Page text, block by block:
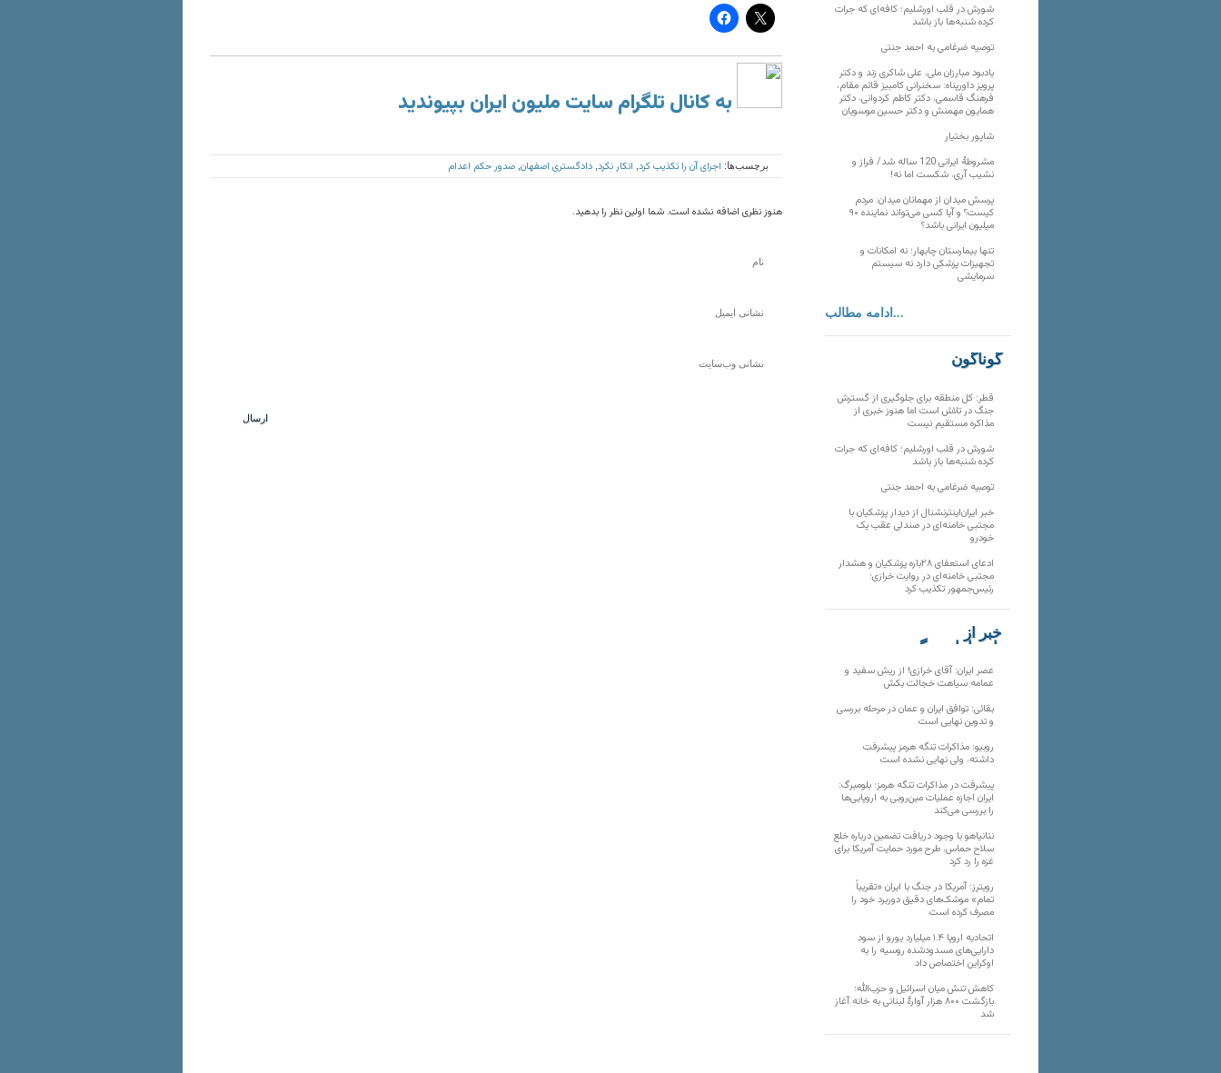
به کانال تلگرام سایت ملیون ایران بپیوندید
برچسب‌ها: اجرای آن را تکذیب کرد انکار نکرد دادگستری اصفهان صدور حکم اعدام
هنوز نظری اضافه نشده است. شما اولین نظر را بدهید.
شورش در قلب اورشلیم؛ کافه‌ای که جرات
کرده شنبه‌ها باز باشد
توصیه ضرغامی به احمد جنتی
یادبود مبارزان ملی، علی شاکری زند و دکتر
پرویز داورپناه: سخنرانی کامبیز قائم مقام،
فرهنگ قاسمی، دکتر کاظم کردوانی، دکتر
همایون مهمنش و دکتر حسین موسویان
شاپور بختیار
مشروطۀ ایرانی 120 ساله شد/ فراز و
نشیب آری، شکست اما نه!
پرسش میدان از مهمانان میدان: مردم
کیست؟ و آیا کسی می‌تواند نماینده ۹۰
میلیون ایرانی باشد؟
تنها بیمارستان چابهار؛ نه امکانات و
تجهیزات پزشکی دارد نه سیستم
سرمایشی
ادامه مطالب...
گوناگون
قطر: کل منطقه برای جلوگیری از گسترش
جنگ در تلاش است اما هنوز خبری از
مذاکره مستقیم نیست
شورش در قلب اورشلیم؛ کافه‌ای که جرات
کرده شنبه‌ها باز باشد
توصیه ضرغامی به احمد جنتی
خبر ایران‌اینترنشنال از دیدار پزشکیان با
مجتبی خامنه‌ای در صندلی عقب یک
خودرو
ادعای استعفای ۲۸باره پزشکیان و هشدار
مجتبی خامنه‌ای در روایت خرازی؛
رئیس‌جمهور تکذیب کرد
خبر از
تارنماهای دیگر
عصر ایران: آقای خرازی! از ریش سفید و
عمامه سیاهت خجالت بکش
بقائی: توافق ایران و عمان در مرحله بررسی
و تدوین نهایی است
روبیو: مذاکرات تنگه هرمز پیشرفت
داشته، ولی نهایی نشده است
پیشرفت در مذاکرات تنگه هرمز؛ بلومبرگ:
ایران اجازه عملیات مین‌روبی به اروپایی‌ها
را بررسی می‌کند
نتانیاهو با وجود دریافت تضمین درباره خلع
سلاح حماس، طرح مورد حمایت آمریکا برای
غزه را رد کرد
رویترز: آمریکا در جنگ با ایران «تقریباً
تمام» موشک‌های دقیق دوربرد خود را
مصرف کرده است
اتحادیه اروپا ۱.۴ میلیارد یورو از سود
دارایی‌های مسدودشده روسیه را به
اوکراین ‏اختصاص داد
کاهش تنش میان اسرائیل و حزب‌الله؛
بازگشت ۸۰۰ هزار آوارۀ لبنانی به خانه‌ آغاز
شد